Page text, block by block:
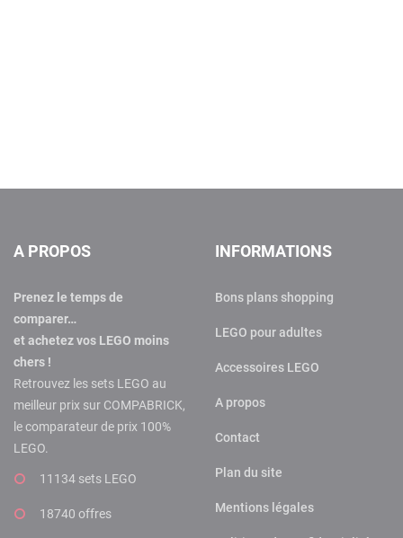
A PROPOS
Prenez le temps de
comparer…
et achetez vos LEGO moins
chers !
Retrouvez les sets LEGO au
meilleur prix sur COMPABRICK,
le comparateur de prix 100%
LEGO.
11134 sets LEGO
18740 offres
INFORMATIONS
Bons plans shopping
LEGO pour adultes
Accessoires LEGO
A propos
Contact
Plan du site
Mentions légales